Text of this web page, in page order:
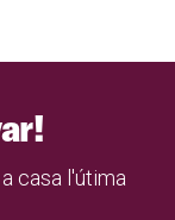
casa l'útima